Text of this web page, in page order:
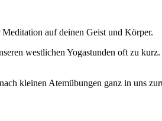
auf deinen Geist und Körper.
westlichen Yogastunden oft zu
kleinen Atemübungen ganz in uns